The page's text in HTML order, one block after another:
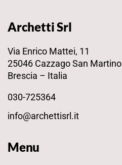
Archetti Srl
Via Enrico Mattei, 11
25046 Cazzago San Martino
Brescia – Italia
030-725364
info@archettisrl.it
Menu